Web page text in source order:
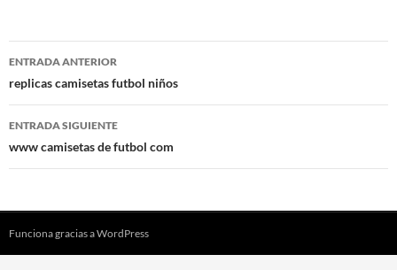
Navegación
de
entradas
ENTRADA ANTERIOR
replicas camisetas futbol niños
ENTRADA SIGUIENTE
www camisetas de futbol com
Funciona gracias a WordPress